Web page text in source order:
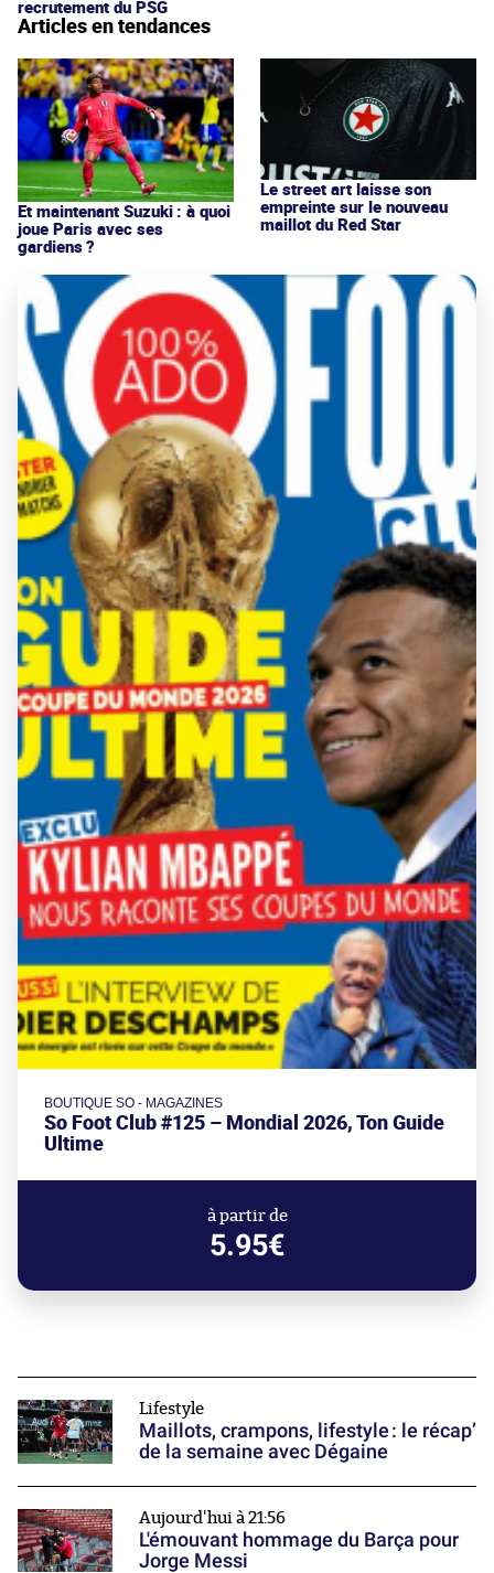
recrutement du PSG
Articles en tendances
Et maintenant Suzuki : à quoi
joue Paris avec ses
gardiens ?
Le street art laisse son
empreinte sur le nouveau
maillot du Red Star
BOUTIQUE SO - MAGAZINES
So Foot Club #125 – Mondial 2026, Ton Guide
Ultime
à partir de
5.95€
Lifestyle
Maillots, crampons, lifestyle : le récap’
de la semaine avec Dégaine
Aujourd'hui à 21:56
L'émouvant hommage du Barça pour
Jorge Messi